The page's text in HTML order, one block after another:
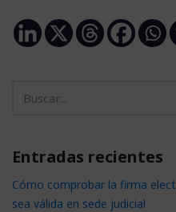
Entradas recientes
Cómo comprobar la firma
sea válida en sede judicial